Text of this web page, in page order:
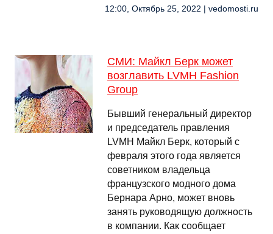
12:00, Октябрь 25, 2022 | vedomosti.ru
СМИ: Майкл Берк может
возглавить LVMH Fashion
Group
Бывший генеральный директор
и председатель правления
LVMH Майкл Берк, который с
февраля этого года является
советником владельца
французского модного дома
Бернара Арно, может вновь
занять руководящую должность
в компании. Как сообщает